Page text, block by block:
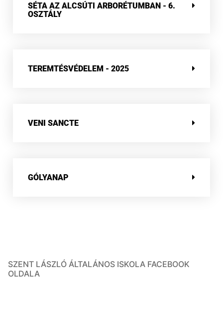
SÉTA AZ ALCSÚTI ARBORÉTUMBAN - 6.
OSZTÁLY
TEREMTÉSVÉDELEM - 2025
VENI SANCTE
GÓLYANAP
SZENT LÁSZLÓ ÁLTALÁNOS ISKOLA FACEBOOK
OLDALA